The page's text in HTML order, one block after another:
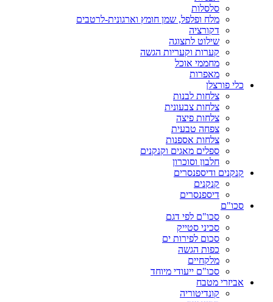
סלסלות
מלח ופלפל, שמן חומץ וארגונית-לרטבים
דקורציה
שילוט לתצוגה
קערות וקעריות הגשה
מחממי אוכל
מאפרות
כלי פורצלן
צלחות לבנות
צלחות צבעונית
צלחות פיצה
צפחה טבעית
צלחות אספנות
ספלים מאגים וקנקנים
חלבון וסוכרון
קנקנים ודיספנסרים
קנקנים
דיספנסרים
סכו"ם
סכו"ם לפי דגם
סכיני סטייק
סכום לפירות ים
כפות הגשה
מלקחיים
סכו"ם ייעודי מיוחד
אביזרי מטבח
קונדיטוריה